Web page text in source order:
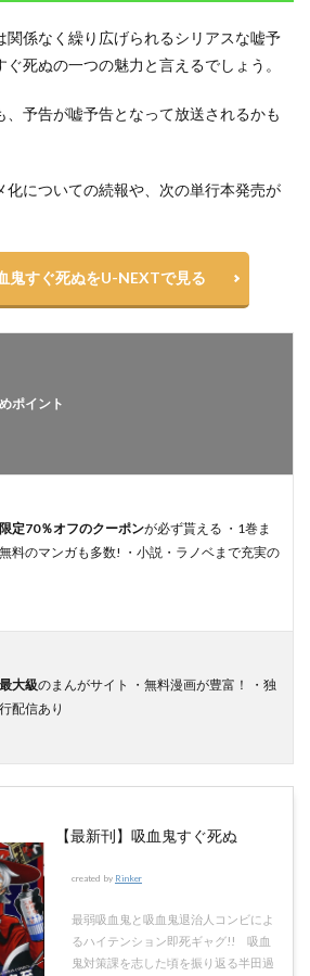
関係なく繰り広げられるシリアスな嘘予
死ぬの一つの魅力と言えるでしょう。
、予告が嘘予告となって放送されるかも
化についての続報や、次の単行本発売が
鬼すぐ死ぬをU-NEXTで見る
ポイント
定70％オフのクーポンが必ず貰える ・1巻ま
料のマンガも多数! ・小説・ラノベまで充実の
大級のまんがサイト ・無料漫画が豊富！ ・独
配信あり
【最新刊】吸血鬼すぐ死ぬ
created by Rinker
最弱吸血鬼と吸血鬼退治人コンビによ
るハイテンション即死ギャグ!! 吸血
鬼対策課を志した頃を振り返る半田過